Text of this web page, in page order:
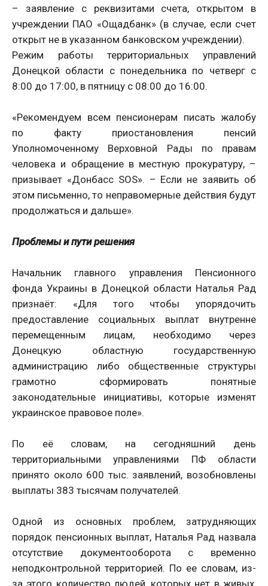
– заявление с реквизитами счета, открытом в
учреждении ПАО «Ощадбанк» (в случае, если счет
открыт не в указанном банковском учреждении).
Режим работы территориальных управлений
Донецкой области с понедельника по четверг с
8:00 до 17:00, в пятницу с 08:00 до 16:00.
«Рекомендуем всем пенсионерам писать жалобу
по факту приостановления пенсий
Уполномоченному Верховной Рады по правам
человека и обращение в местную прокуратуру, –
призывает «Донбасс SOS». – Если не заявить об
этом письменно, то неправомерные действия будут
продолжаться и дальше».
Проблемы и пути решения
Начальник главного управления Пенсионного
фонда Украины в Донецкой области Наталья Рад
признаёт: «Для того чтобы упорядочить
предоставление социальных выплат внутренне
перемещенным лицам, необходимо через
Донецкую областную государственную
администрацию либо общественные структуры
грамотно сформировать понятные
законодательные инициативы, которые изменят
украинское правовое поле».
По её словам, на сегодняшний день
территориальными управлениями ПФ области
принято около 600 тыс. заявлений, возобновлены
выплаты 383 тысячам получателей.
Одной из основных проблем, затрудняющих
порядок пенсионных выплат, Наталья Рад назвала
отсутствие документооборота с временно
неподконтрольной территорией. По ее словам, из-